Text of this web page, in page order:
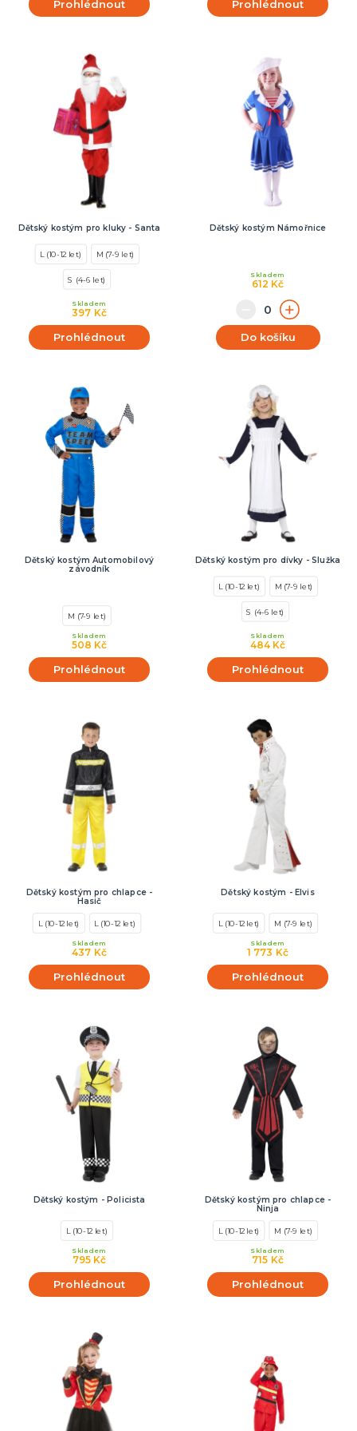
Prohlédnout Prohlédnout
Dětský kostým pro kluky - Santa
L (10-12 let) M (7-9 let)
S (4-6 let)
397 Kč
Skladem
Prohlédnout
Dětský kostým Námořnice
612 Kč
Skladem
Do košíku
Dětský kostým Automobilový
závodník
M (7-9 let)
508 Kč
Skladem
Prohlédnout
Dětský kostým pro dívky - Služka
L (10-12 let) M (7-9 let)
S (4-6 let)
484 Kč
Skladem
Prohlédnout
Dětský kostým pro chlapce -
Hasič
L (10-12 let) L (10-12 let)
437 Kč
Skladem
Prohlédnout
Dětský kostým - Elvis
L (10-12 let) M (7-9 let)
1 773 Kč
Skladem
Prohlédnout
Dětský kostým - Policista
L (10-12 let)
795 Kč
Skladem
Prohlédnout
Dětský kostým pro chlapce -
Ninja
L (10-12 let) M (7-9 let)
715 Kč
Skladem
Prohlédnout